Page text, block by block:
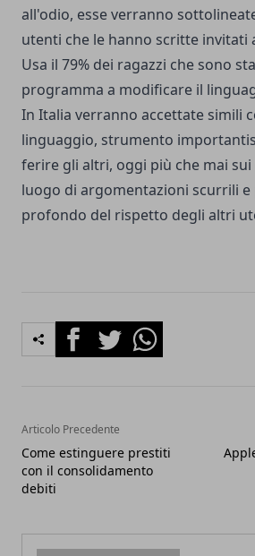
all'odio, esse verranno
utenti che le hanno scritte invitati
Usa il 79% dei ragazzi che sono
programma a modificare il
In Italia verranno accettate simili
linguaggio, strumento
ferire gli altri, oggi più che mai sui
luogo di argomentazioni scurrili e
profondo del rispetto degli altri
FacebookTwitterWhatsapp
Articolo Precedente
Come estinguere prestiti
con il consolidamento
debiti